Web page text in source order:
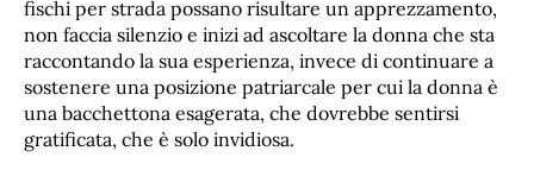
fischi per strada possano risultare un apprezzamento,
non faccia silenzio e inizi ad ascoltare la donna che sta
raccontando la sua esperienza, invece di continuare a
sostenere una posizione patriarcale per cui la donna è
una bacchettona esagerata, che dovrebbe sentirsi
gratificata, che è solo invidiosa.